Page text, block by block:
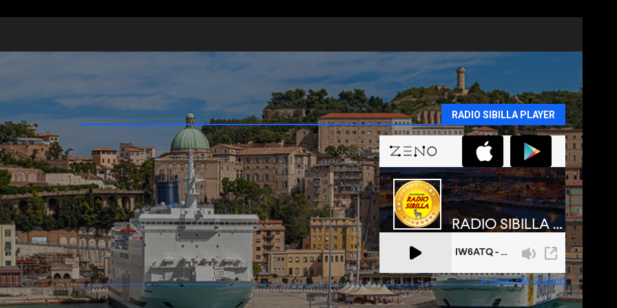
RADIO SIBILLA PLAYER
A Zeno.FM Station